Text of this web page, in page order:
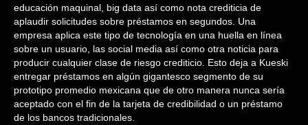
educación maquinal, big data así­ como nota crediticia de
aplaudir solicitudes sobre préstamos en segundos. Una
empresa aplica este tipo de tecnología en una huella en línea
sobre un usuario, las social media así­ como otra noticia para
producir cualquier clase de riesgo crediticio. Esto deja a Kueski
entregar préstamos en algún gigantesco segmento de su
prototipo promedio mexicana que de otro manera nunca sería
aceptado con el fin de la tarjeta de credibilidad o un préstamo
de los bancos tradicionales.